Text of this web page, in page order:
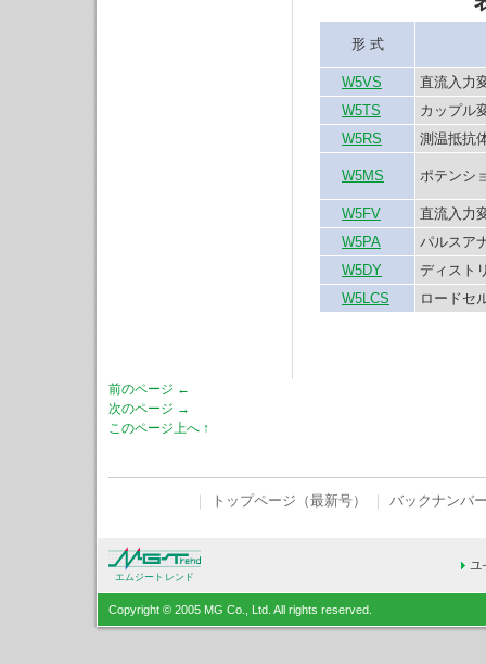
形 式
W5VS
直流入力
W5TS
カップル
W5RS
測温抵抗
W5MS ポテンシ
W5FV
直流入力
W5PA
パルスア
W5DY
ディスト
W5LCS
ロードセ
前のページ ←
次のページ →
このページ上へ ↑
トップページ（最新号） バックナンバ
エムジートレンド
Copyright © 2005 MG Co., Ltd. All rights reserved.